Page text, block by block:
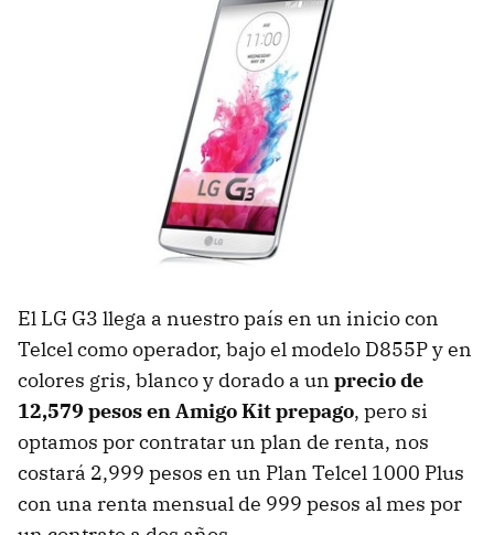
El LG G3 llega a nuestro país en un inicio con
Telcel como operador, bajo el modelo D855P y en
colores gris, blanco y dorado a un precio de
12,579 pesos en Amigo Kit prepago, pero si
optamos por contratar un plan de renta, nos
costará 2,999 pesos en un Plan Telcel 1000 Plus
con una renta mensual de 999 pesos al mes por